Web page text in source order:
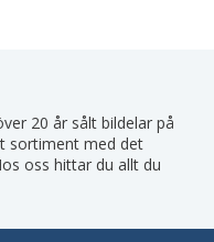
20 år sålt bildelar på
sortiment med det
oss hittar du allt du